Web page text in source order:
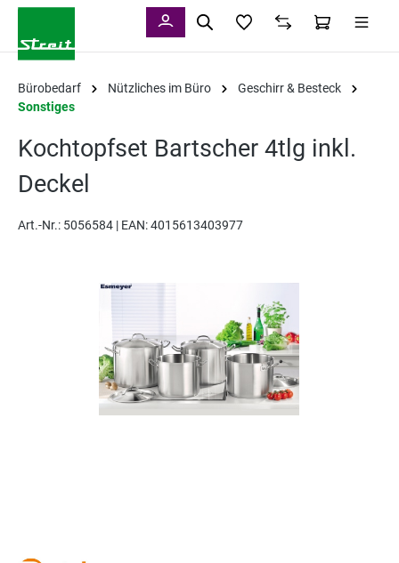
Bürobedarf Nützliches im Büro
Geschirr & Besteck
Sonstiges
Kochtopfset Bartscher 4tlg inkl.
Deckel
Art.-Nr.: 5056584 | EAN: 4015613403977